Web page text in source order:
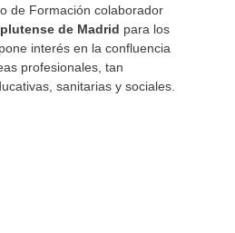
de Formación colaborador
de Madrid para los
interés en la confluencia
profesionales, tan
sanitarias y sociales.